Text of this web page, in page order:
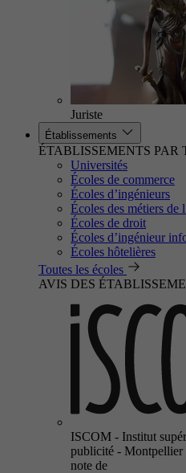
Juriste
Établissements
ÉTABLISSEMENTS PAR
Universités
Écoles de commerce
Écoles d’ingénieurs
Écoles des métiers de
Écoles de droit
Écoles d’ingénieur
Écoles hôtelières
Toutes les écoles
AVIS DES
ISCOM - Institut
publicité - Montpellier
note de